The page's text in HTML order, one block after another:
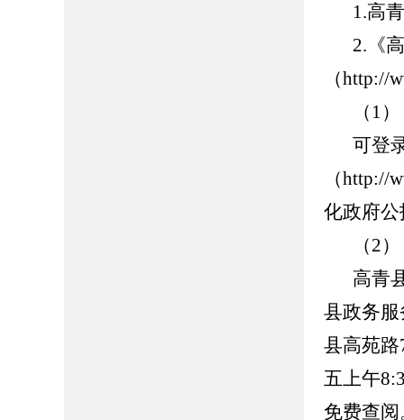
1.高
2.《
（http://
（1
可登
（http://
化政府
（2
高青
县政务
县高苑
五上午
免费查阅